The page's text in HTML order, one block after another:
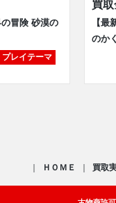
の冒険 砂漠の
プレイテーマ
買
【
のか
ＨＯＭＥ 買取